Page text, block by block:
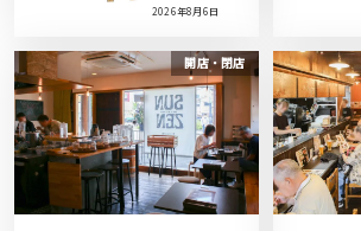
2026年8月6日
開店・閉店